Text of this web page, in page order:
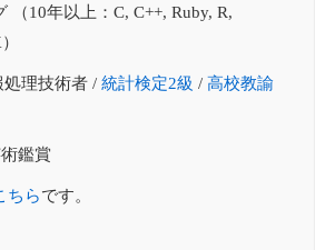
10年以上：C, C++, Ruby, R,
理技術者 /統計検定2級 /高校教諭
鑑賞
ちらです。